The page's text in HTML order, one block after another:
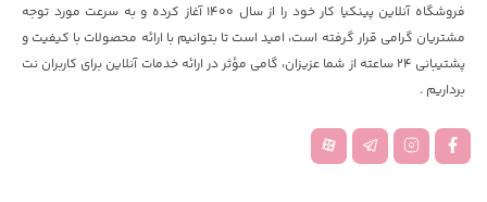
فروشگاه آنلاین پینکیا کار خود را از سال 1400 آغاز کرده و به سرعت مورد توجه
مشتریان گرامی قرار گرفته است، امید است تا بتوانیم با ارائه محصولات با کیفیت و
پشتیبانی 24 ساعته از شما عزیزان، گامی مؤثر در ارائه خدمات آنلاین برای کاربران نت
برداریم .